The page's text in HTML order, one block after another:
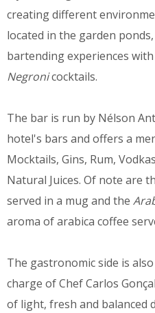
creating different
located in the garden
bartending experiences with
Negronicocktails.
The bar is run by Nélson
hotel's bars and offers a
Mocktails, Gins, Rum,
Natural Juices. Of note are
served in a mug and the
aroma of arabica coffee
The gastronomic side is
charge of Chef Carlos
of light, fresh and balanced